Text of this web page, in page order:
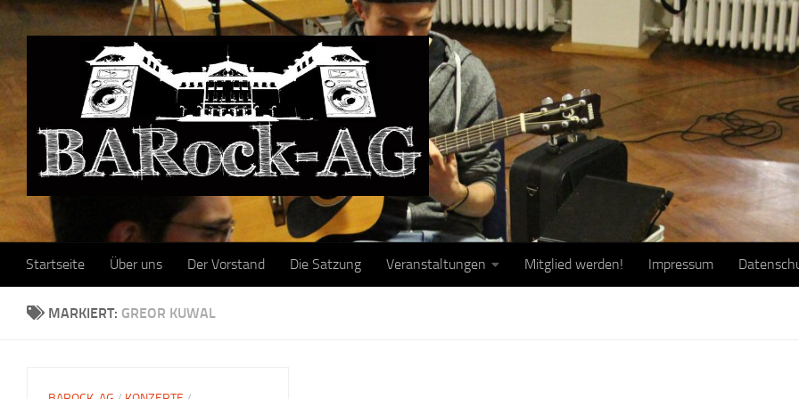
Skip to content
Startseite Über uns Der Vorstand Die Satzung Veranstaltungen Mitglied werden! Impressum
MARKIERT: GREOR KUWAL